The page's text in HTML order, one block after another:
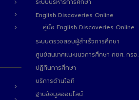
ระบบบริหารการศึกษา
English Discoveries Online
คู่มือ English Discoveries Online
ระบบตรวจสอบผู้สำเร็จการศึกษา
ศูนย์สนเทศแนะแนวการศึกษา กยศ. กรอ.
ปฏิทินการศึกษา
บริการด้านไอที
ฐานข้อมูลออนไลน์